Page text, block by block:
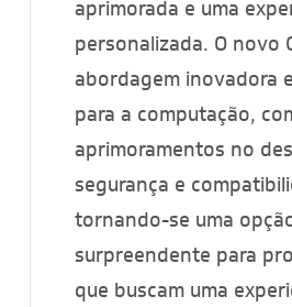
aprimorada e uma
personalizada. O novo
abordagem inovadora
para a computação,
aprimoramentos no
segurança e
tornando-se uma
surpreendente para
que buscam uma